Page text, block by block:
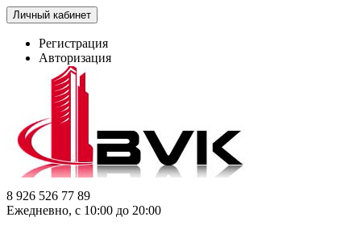
Личный кабинет
Регистрация
Авторизация
8 926 526 77 89
Ежедневно, с 10:00 до 20:00